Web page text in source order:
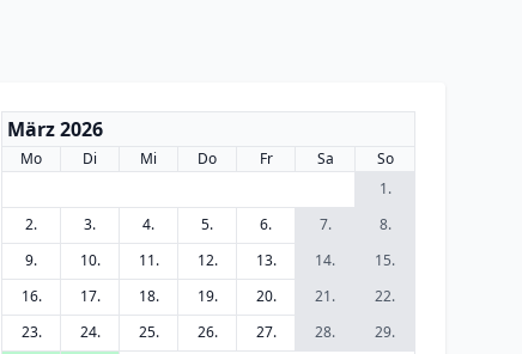
März 2026
Mo Di Mi Do Fr Sa
So
1.
2.
3. 4. 5. 6. 7.
8.
9.
10. 11. 12. 13. 14.
15.
16.
17. 18. 19. 20. 21.
22.
23.
24. 25. 26. 27. 28.
29.